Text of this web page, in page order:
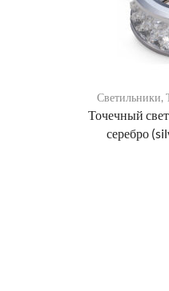
Светильники,
Точечный
серебро